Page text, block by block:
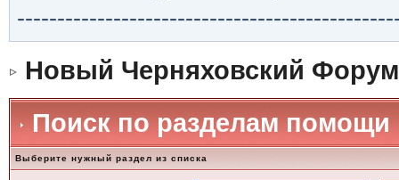
Новый Черняховский Форум
Поиск по разделам помощи
Выберите нужный раздел из списка